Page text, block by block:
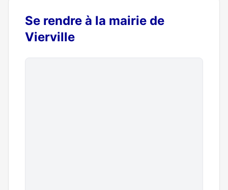
Se rendre à la mairie de
Vierville